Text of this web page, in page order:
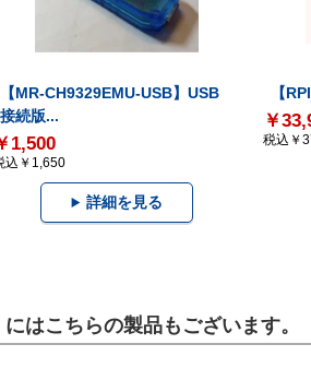
【MR-CH9329EMU-USB】USB
接続版...
1,500
込￥1,650
詳細を見る
【
￥
税込￥
はこちらの製品もございます。